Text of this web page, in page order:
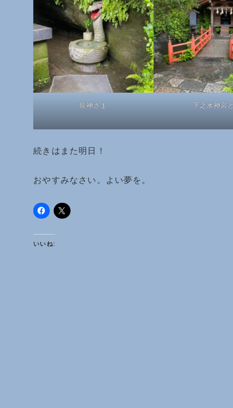
龍神さま 下之水神宮と
続きはまた明日！
おやすみなさい。よい夢を。
いいね: